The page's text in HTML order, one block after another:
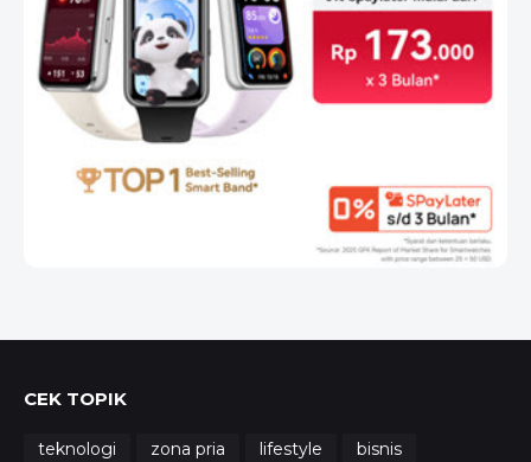
CEK TOPIK
teknologi zona pria lifestyle
bisnis